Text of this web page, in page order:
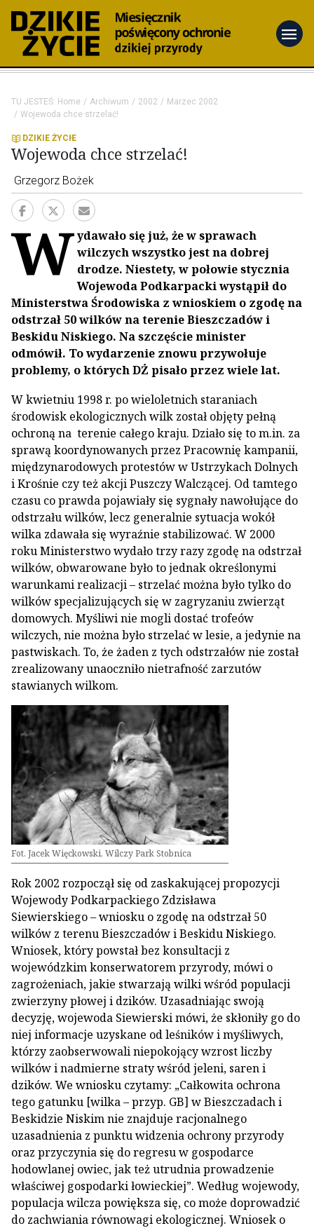
menu
TU JESTEŚ: Home Archiwum 2002
Marzec 2002
Wojewoda chce strzelać!
DZIKIE ŻYCIE
Wojewoda chce strzelać!
Grzegorz Bożek
Wydawało się już, że w sprawach
wilczych wszystko jest na dobrej
drodze. Niestety, w połowie stycznia
Wojewoda Podkarpacki wystąpił do
Ministerstwa Środowiska z wnioskiem o zgodę na
odstrzał 50 wilków na terenie Bieszczadów i
Beskidu Niskiego. Na szczęście minister
odmówił. To wydarzenie znowu przywołuje
problemy, o których DŻ pisało przez wiele lat.
W kwietniu 1998 r. po wieloletnich staraniach
środowisk ekologicznych wilk został objęty pełną
ochroną na terenie całego kraju. Działo się to m.in. za
sprawą koordynowanych przez Pracownię kampanii,
międzynarodowych protestów w Ustrzykach Dolnych
i Krośnie czy też akcji Puszczy Walczącej. Od tamtego
czasu co prawda pojawiały się sygnały nawołujące do
odstrzału wilków, lecz generalnie sytuacja wokół
wilka zdawała się wyraźnie stabilizować. W 2000
roku Ministerstwo wydało trzy razy zgodę na odstrzał
wilków, obwarowane było to jednak określonymi
warunkami realizacji – strzelać można było tylko do
wilków specjalizujących się w zagryzaniu zwierząt
domowych. Myśliwi nie mogli dostać trofeów
wilczych, nie można było strzelać w lesie, a jedynie na
pastwiskach. To, że żaden z tych odstrzałów nie został
zrealizowany unaoczniło nietrafność zarzutów
stawianych wilkom.
Fot. Jacek Więckowski, Wilczy Park Stobnica
Rok 2002 rozpoczął się od zaskakującej propozycji
Wojewody Podkarpackiego Zdzisława
Siewierskiego – wniosku o zgodę na odstrzał 50
wilków z terenu Bieszczadów i Beskidu Niskiego.
Wniosek, który powstał bez konsultacji z
wojewódzkim konserwatorem przyrody, mówi o
zagrożeniach, jakie stwarzają wilki wśród populacji
zwierzyny płowej i dzików. Uzasadniając swoją
decyzję, wojewoda Siewierski mówi, że skłoniły go do
niej informacje uzyskane od leśników i myśliwych,
którzy zaobserwowali niepokojący wzrost liczby
wilków i nadmierne straty wśród jeleni, saren i
dzików. We wniosku czytamy: „Całkowita ochrona
tego gatunku [wilka – przyp. GB] w Bieszczadach i
Beskidzie Niskim nie znajduje racjonalnego
uzasadnienia z punktu widzenia ochrony przyrody
oraz przyczynia się do regresu w gospodarce
hodowlanej owiec, jak też utrudnia prowadzenie
właściwej gospodarki łowieckiej”. Według wojewody,
populacja wilcza powiększa się, co może doprowadzić
do zachwiania równowagi ekologicznej. Wniosek o